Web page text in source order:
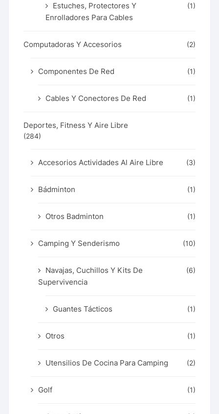
Estuches, Protectores Y
Enrolladores Para Cables
(1)
Computadoras Y Accesorios (2)
Componentes De Red (1)
Cables Y Conectores De Red (1)
Deportes, Fitness Y Aire Libre
(284)
Accesorios Actividades Al Aire Libre (3)
Bádminton (1)
Otros Badminton (1)
Camping Y Senderismo (10)
Navajas, Cuchillos Y Kits De
Supervivencia
(6)
Guantes Tácticos (1)
Otros (1)
Utensilios De Cocina Para Camping (2)
Golf (1)